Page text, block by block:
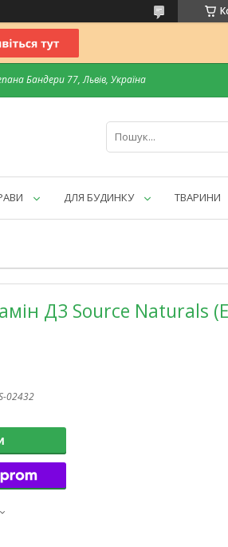
Бандери 77, Львів, Україна
ДЛЯ БУДИНКУ ТВАРИНИ
Д3 Source Naturals
02432